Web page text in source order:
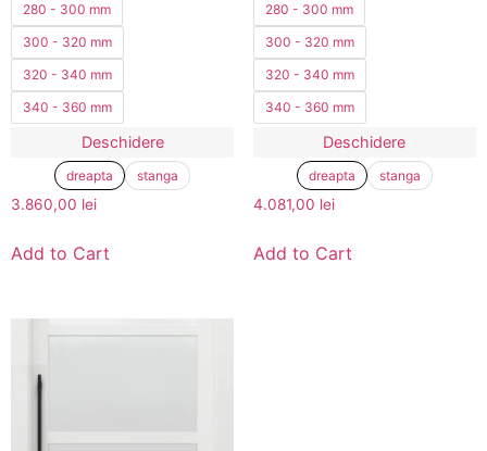
280 - 300 mm
300 - 320 mm
320 - 340 mm
340 - 360 mm
Deschidere
dreapta stanga
3.860,00 lei
Add to Cart
280 - 300 mm
300 - 320 mm
320 - 340 mm
340 - 360 mm
Deschidere
dreapta stanga
4.081,00 lei
Add to Cart